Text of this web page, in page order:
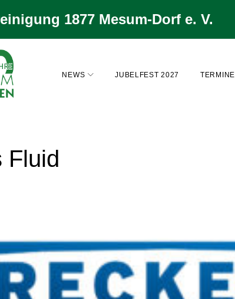
1877 Mesum-Dorf e. V.
NEWS JUBELFEST 2027 TERMINE
Fluid